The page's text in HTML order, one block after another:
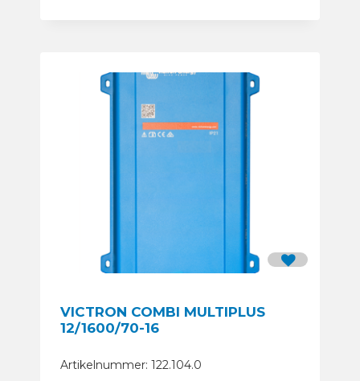
VICTRON COMBI MULTIPLUS
12/1600/70-16
Artikelnummer: 122.104.0